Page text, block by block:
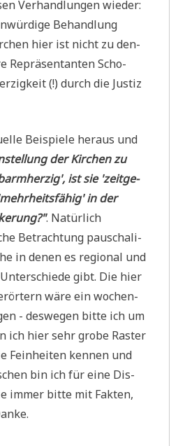
Ver­hand­lun­gen wie­der:
Behand­lung
hier ist nicht zu den­
Reprä­sen­tan­ten Scho­
(!) durch die Justiz
Bei­spie­le her­aus und
der Kir­chen zu
ist sie 'zeit­ge­
in der
. Natür­lich
Betrach­tung pau­scha­li­
in denen es regio­nal und
gibt. Die hier
wäre ein wochen­
- des­we­gen bit­te ich um
ich hier sehr gro­be Raster
Fein­hei­ten ken­nen und
bin ich für eine Dis­
immer bit­te mit Fak­ten,